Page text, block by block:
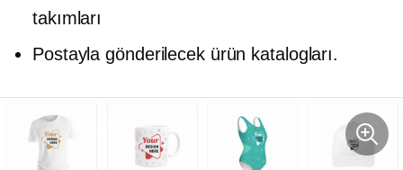
takımları
Postayla gönderilecek ürün katalogları.